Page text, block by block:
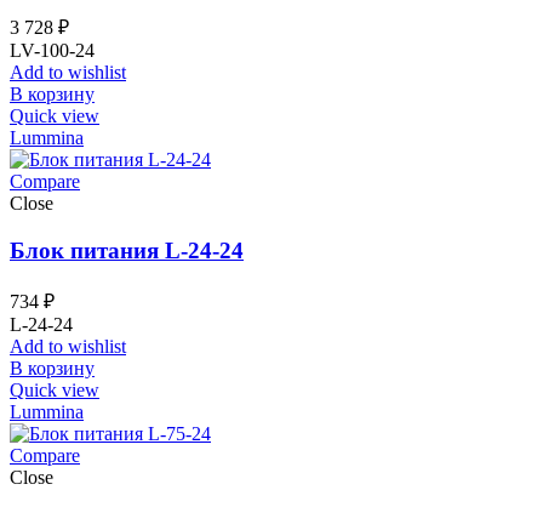
3 728 ₽
LV-100-24
Add to wishlist
В корзину
Quick view
Lummina
Compare
Close
Блок питания L-24-24
734 ₽
L-24-24
Add to wishlist
В корзину
Quick view
Lummina
Compare
Close